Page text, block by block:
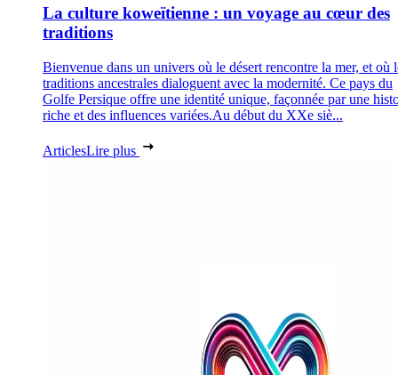
La culture koweïtienne : un voyage au cœur des
traditions
Bienvenue dans un univers où le désert rencontre la mer, et où
traditions ancestrales dialoguent avec la modernité. Ce pays du
Golfe Persique offre une identité unique, façonnée par une
riche et des influences variées.Au début du XXe siè...
ArticlesLire plus